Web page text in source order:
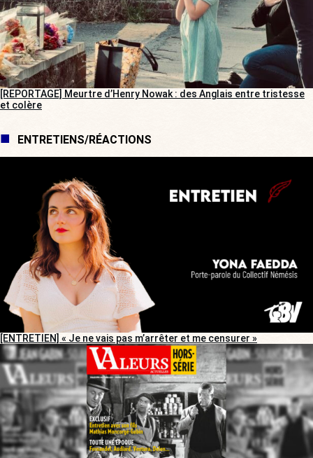
[REPORTAGE] Meurtre d’Henry Nowak : des Anglais entre tristesse
et colère
ENTRETIENS/RÉACTIONS
[ENTRETIEN] « Je ne vais pas m’arrêter et me censurer »